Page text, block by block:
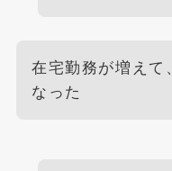
在宅勤務が増えて
なった